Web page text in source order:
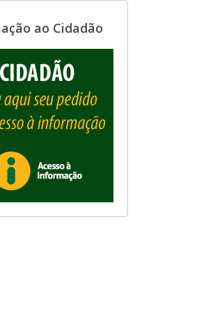
ao Cidadão